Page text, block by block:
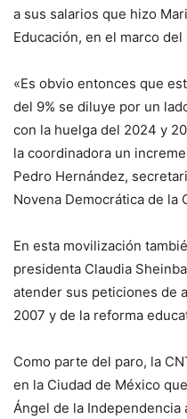
a sus salarios que hizo
Educación, en el marco
«Es obvio entonces que
del 9% se diluye por un
con la huelga del 2024 y
la coordinadora un
Pedro Hernández,
Novena Democrática de la
En esta movilización
presidenta Claudia
atender sus peticiones de
2007 y de la reforma
Como parte del paro, la
en la Ciudad de México
Ángel de la Independencia